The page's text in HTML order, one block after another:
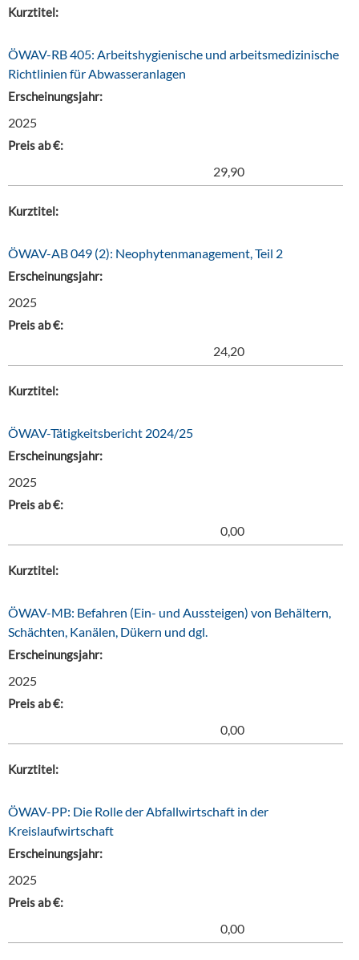
Kurztitel:
ÖWAV-RB 405: Arbeitshygienische und arbeitsmedizinische
Richtlinien für Abwasseranlagen
Erscheinungsjahr:
2025
Preis ab €:
29,90
Kurztitel:
ÖWAV-AB 049 (2): Neophytenmanagement, Teil 2
Erscheinungsjahr:
2025
Preis ab €:
24,20
Kurztitel:
ÖWAV-Tätigkeitsbericht 2024/25
Erscheinungsjahr:
2025
Preis ab €:
0,00
Kurztitel:
ÖWAV-MB: Befahren (Ein- und Aussteigen) von Behältern,
Schächten, Kanälen, Dükern und dgl.
Erscheinungsjahr:
2025
Preis ab €:
0,00
Kurztitel:
ÖWAV-PP: Die Rolle der Abfallwirtschaft in der
Kreislaufwirtschaft
Erscheinungsjahr:
2025
Preis ab €:
0,00